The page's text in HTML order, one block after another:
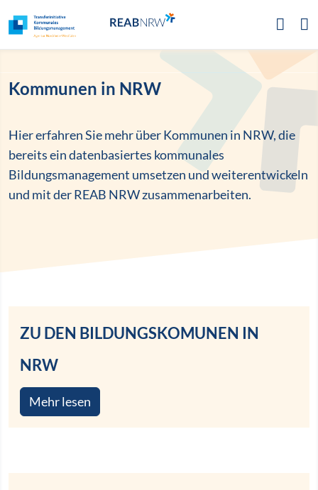
Kommunen in NRW
Hier erfahren Sie mehr über Kommunen in NRW, die
bereits ein datenbasiertes kommunales
Bildungsmanagement umsetzen und weiterentwickeln
und mit der REAB NRW zusammenarbeiten.
ZU DEN BILDUNGSKOMUNEN IN
NRW
Mehr lesen